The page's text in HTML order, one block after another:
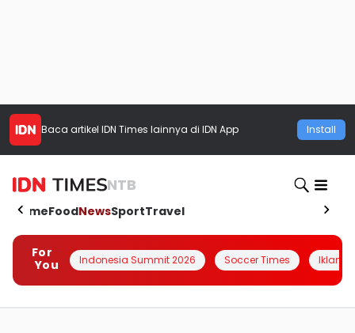
Baca artikel IDN Times lainnya di IDN App Install
NTB
HomeFoodNewsSportTravel
For
You
Indonesia Summit 2026 Soccer Times Iklanin